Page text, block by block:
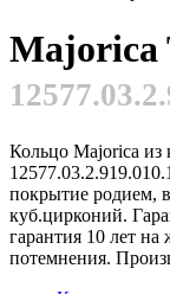
Majorica
Кольцо Majorica из
покрытие родием,
куб.цирконий.
гарантия 10 лет на
потемнения.